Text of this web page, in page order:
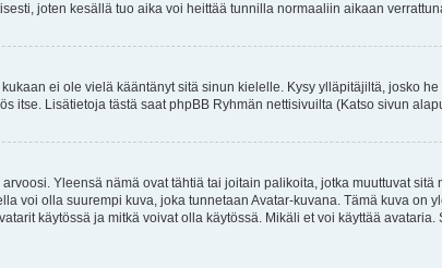
joten kesällä tuo aika voi heittää tunnilla normaaliin aikaan
ei ole vielä kääntänyt sitä sinun kielelle. Kysy ylläpitäjiltä, josko
itse. Lisätietoja tästä saat phpBB Ryhmän nettisivuilta (Katso sivun
Yleensä nämä ovat tähtiä tai joitain palikoita, jotka muuttuvat sitä
voi olla suurempi kuva, joka tunnetaan Avatar-kuvana. Tämä kuva on
käytössä ja mitkä voivat olla käytössä. Mikäli et voi käyttää avataria.